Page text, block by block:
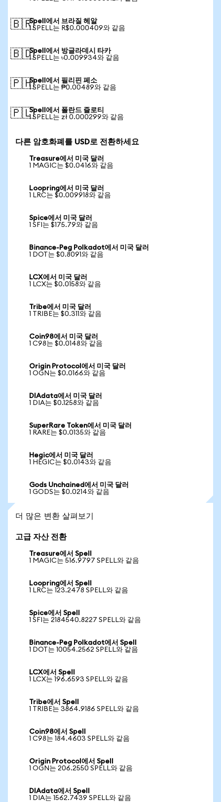
🇧🇷Spell에서 브라질 헤알
1 SPELL는 R$0.000409와 같음
🇧🇩Spell에서 방글라데시 타카
1 SPELL는 ৳0.009934와 같음
🇵🇭Spell에서 필리핀 페소
1 SPELL는 ₱0.00489와 같음
🇵🇱Spell에서 폴란드 즐로티
1 SPELL는 zł 0.000299와 같음
다른 암호화폐를 USD로 전환하세요
Treasure에서 미국 달러
1 MAGIC는 $0.0416와 같음
Loopring에서 미국 달러
1 LRC는 $0.009918와 같음
Spice에서 미국 달러
1 SFI는 $175.79와 같음
Binance-Peg Polkadot에서 미국 달러
1 DOT는 $0.8091와 같음
LCX에서 미국 달러
1 LCX는 $0.0158와 같음
Tribe에서 미국 달러
1 TRIBE는 $0.311와 같음
Coin98에서 미국 달러
1 C98는 $0.0148와 같음
Origin Protocol에서 미국 달러
1 OGN는 $0.0166와 같음
DIAdata에서 미국 달러
1 DIA는 $0.1258와 같음
SuperRare Token에서 미국 달러
1 RARE는 $0.0135와 같음
Hegic에서 미국 달러
1 HEGIC는 $0.0143와 같음
Gods Unchained에서 미국 달러
1 GODS는 $0.0214와 같음
더 많은 변환 살펴보기
고급 자산 전환
Treasure에서 Spell
1 MAGIC는 516.9797 SPELL와 같음
Loopring에서 Spell
1 LRC는 123.2478 SPELL와 같음
Spice에서 Spell
1 SFI는 2184540.8227 SPELL와 같음
Binance-Peg Polkadot에서 Spell
1 DOT는 10054.2562 SPELL와 같음
LCX에서 Spell
1 LCX는 196.6593 SPELL와 같음
Tribe에서 Spell
1 TRIBE는 3864.9186 SPELL와 같음
Coin98에서 Spell
1 C98는 184.4603 SPELL와 같음
Origin Protocol에서 Spell
1 OGN는 206.2550 SPELL와 같음
DIAdata에서 Spell
1 DIA는 1562.7439 SPELL와 같음